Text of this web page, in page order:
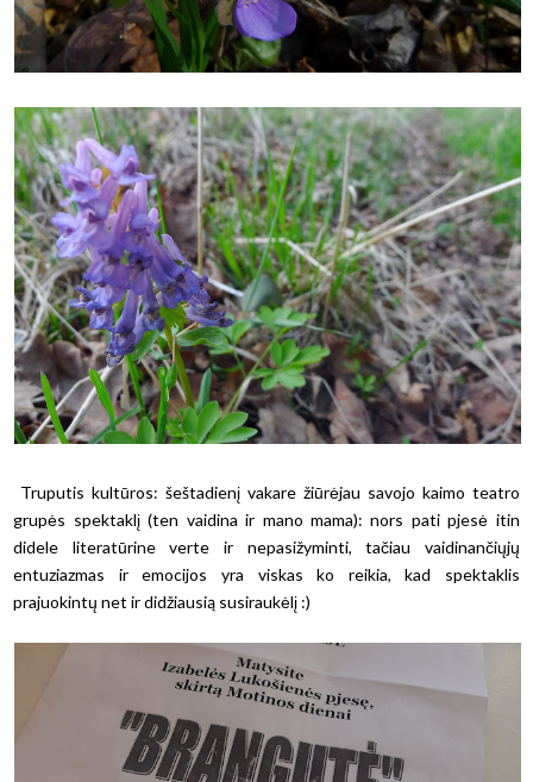
Truputis kultūros: šeštadienį vakare žiūrėjau savojo kaimo teatro
grupės spektaklį (ten vaidina ir mano mama): nors pati pjesė itin
didele literatūrine verte ir nepasižyminti, tačiau vaidinančiųjų
entuziazmas ir emocijos yra viskas ko reikia, kad spektaklis
prajuokintų net ir didžiausią susiraukėlį :)